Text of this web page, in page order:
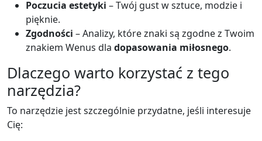
Poczucia estetyki – Twój gust w sztuce, modzie i
pięknie.
Zgodności – Analizy, które znaki są zgodne z Twoim
znakiem Wenus dla dopasowania miłosnego.
Dlaczego warto korzystać z tego
narzędzia?
To narzędzie jest szczególnie przydatne, jeśli interesuje
Cię: